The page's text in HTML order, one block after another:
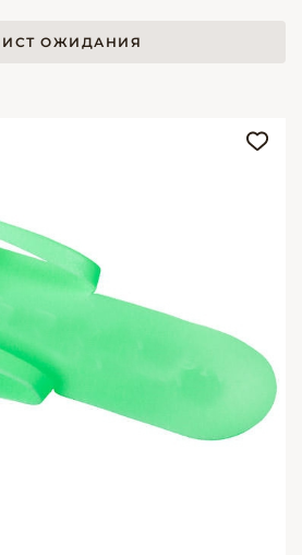
ОЖИДАНИЯ